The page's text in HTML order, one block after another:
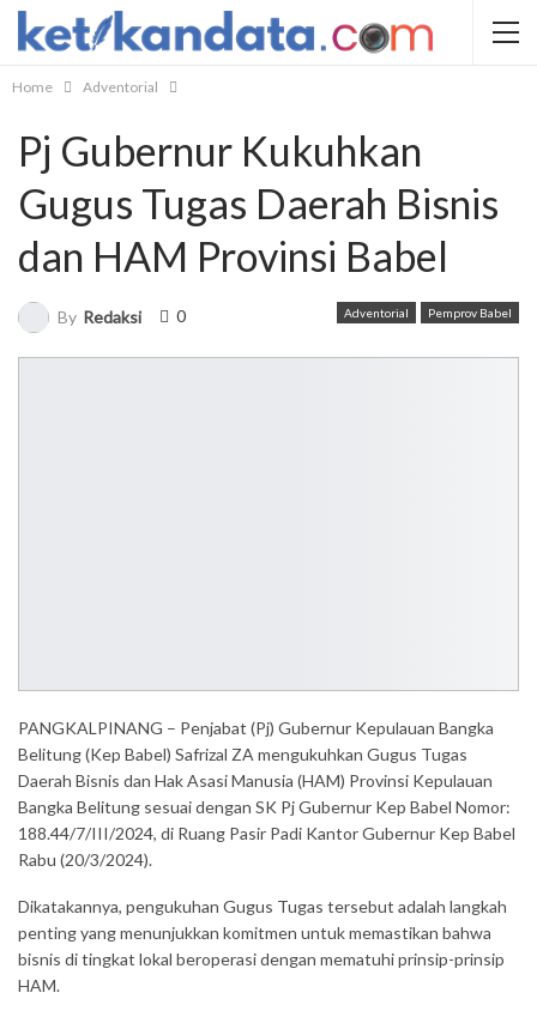
Home Adventorial
Pj Gubernur Kukuhkan
Gugus Tugas Daerah Bisnis
dan HAM Provinsi Babel
Adventorial Pemprov Babel
By Redaksi 0
PANGKALPINANG – Penjabat (Pj) Gubernur Kepulauan Bangka
Belitung (Kep Babel) Safrizal ZA mengukuhkan Gugus Tugas
Daerah Bisnis dan Hak Asasi Manusia (HAM) Provinsi Kepulauan
Bangka Belitung sesuai dengan SK Pj Gubernur Kep Babel Nomor:
188.44/7/III/2024, di Ruang Pasir Padi Kantor Gubernur Kep Babel
Rabu (20/3/2024).
Dikatakannya, pengukuhan Gugus Tugas tersebut adalah langkah
penting yang menunjukkan komitmen untuk memastikan bahwa
bisnis di tingkat lokal beroperasi dengan mematuhi prinsip-prinsip
HAM.